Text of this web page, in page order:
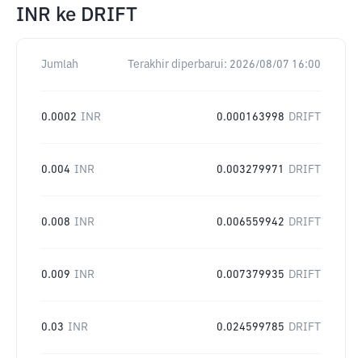
INR ke DRIFT
Jumlah Terakhir diperbarui: 2026/08/07 16:00
0.0002 INR 0.000163998 DRIFT
0.004 INR 0.003279971 DRIFT
0.008 INR 0.006559942 DRIFT
0.009 INR 0.007379935 DRIFT
0.03 INR 0.024599785 DRIFT